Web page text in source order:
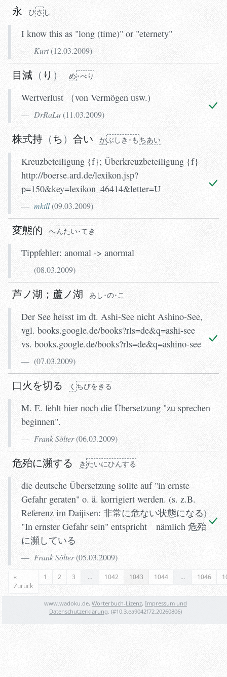
永 ひさし
I know this as "long (time)" or "eternety"
Kurt(12.03.2009)
目減 り め ･べり
Wertverlust （von Vermögen usw.)
DrRaLu(11.03.2009)
株式持 ち 合い かぶしき･もちあい
Kreuzbeteiligung {f}; Überkreuzbeteiligung {f}
http://boerse.ard.de/lexikon.jsp?
p=150&key=lexikon_46414&letter=U
mkill(09.03.2009)
変態的 へんたい･てき
Tippfehler: anomal -> anormal
(08.03.2009)
芦ノ湖 ； 蘆ノ湖 あし･の･こ
Der See heisst im dt. Ashi-See nicht Ashino-See,
vgl. books.google.de/books?rls=de&q=ashi-see
vs. books.google.de/books?rls=de&q=ashino-see
(07.03.2009)
口火を切る く ちびをきる
M. E. fehlt hier noch die Übersetzung "zu sprechen
beginnen".
Frank Sölter(06.03.2009)
危殆に瀕する き たいにひんする
die deutsche Übersetzung sollte auf "in ernste
Gefahr geraten" o. ä. korrigiert werden. (s. z.B.
Referenz im Daijisen: 非常に危ない状態になる)
"In ernster Gefahr sein" entspricht nämlich 危殆
に瀕している
Frank Sölter(05.03.2009)
«
Zurück
1 2 3 … 1042 1043 1044 … 1046
www.wadoku.de, Wörterbuch-Lizenz, Impressum und
Datenschutzerklärung . (#10.3.ea9042f72.20260806)